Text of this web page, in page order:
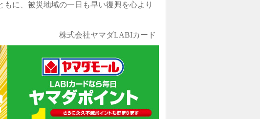
に、被災地域の一日も早い復興を心より
株式会社ヤマダLABIカード